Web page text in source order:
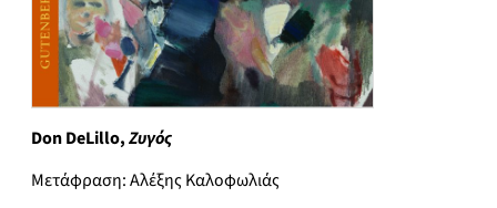
Don DeLillo,Ζυγός
Μετάφραση: Αλέξης Καλοφωλιάς